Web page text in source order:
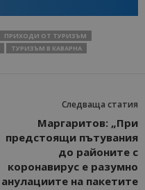
ПРИХОДИ ОТ ТУРИЗЪМ
ТУРИЗЪМ В КАВАРНА
Следваща статия
Маргаритов: „При
предстоящи пътувания
до районите с
коронавирус е разумно
анулациите на пакетите